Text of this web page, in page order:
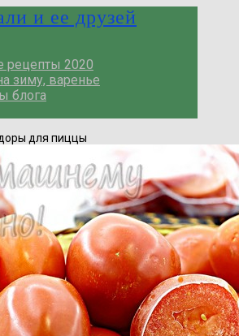
и ее друзей
рецепты 2020
зиму, варенье
блога
для пиццы